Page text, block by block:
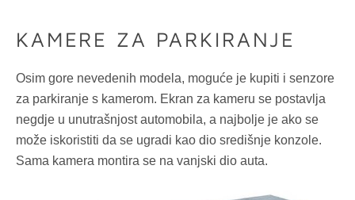
KAMERE ZA PARKIRANJE
Osim gore nevedenih modela, moguće je kupiti i senzore
za parkiranje s kamerom. Ekran za kameru se postavlja
negdje u unutrašnjost automobila, a najbolje je ako se
može iskoristiti da se ugradi kao dio središnje konzole.
Sama kamera montira se na vanjski dio auta.